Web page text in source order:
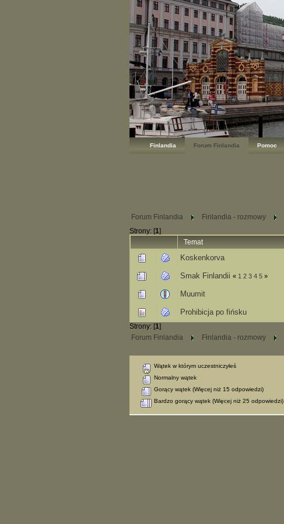
Finlandia Forum Finlandia Pomoc
Forum Finlandia Finlandia - rozmowy
Strony: [1]
Temat
Koskenkorva
Smak Finlandii « 1 2 3 4 5 »
Muumit
Prohibicja po fińsku
Strony: [1]
Forum Finlandia Finlandia - rozmowy
Wątek w którym uczestniczyłeś
Normalny wątek
Gorący wątek (Więcej niż 15 odpowiedzi)
Bardzo gorący wątek (Więcej niż 25 odpowiedzi)